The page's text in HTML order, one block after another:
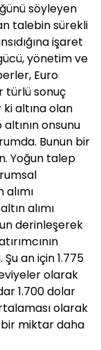
söyleyen
talebin sürekli
işaret
yönetim ve
Euro
türlü sonuç
ki altına olan
onsunu
Bunun bir
Yoğun talep
alımı
alımı
derinleşerek
an için 1.775
olarak
1.700 dolar
olarak
bir miktar daha